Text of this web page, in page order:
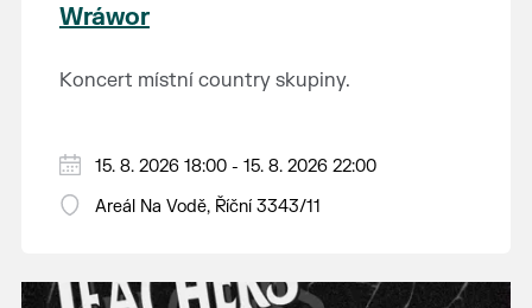
Wráwor
Koncert místní country skupiny.
15. 8. 2026 18:00 - 15. 8. 2026 22:00
Areál Na Vodě, Říční 3343/11